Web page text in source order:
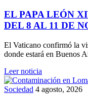
EL PAPA LEÓN
DEL 8 AL 11 DE
El Vaticano confirmó la
donde estará en Buenos
Leer noticia
Sociedad 4 agosto, 2026